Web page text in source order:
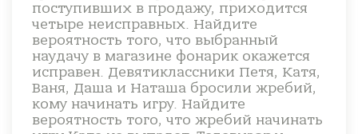
поступивших в продажу, приходится
четыре неисправных. Найдите
вероятность того, что выбранный
наудачу в магазине фонарик окажется
исправен. Девятиклассники Петя, Катя,
Ваня, Даша и Наташа бросили жребий,
кому начинать игру. Найдите
вероятность того, что жребий начинать